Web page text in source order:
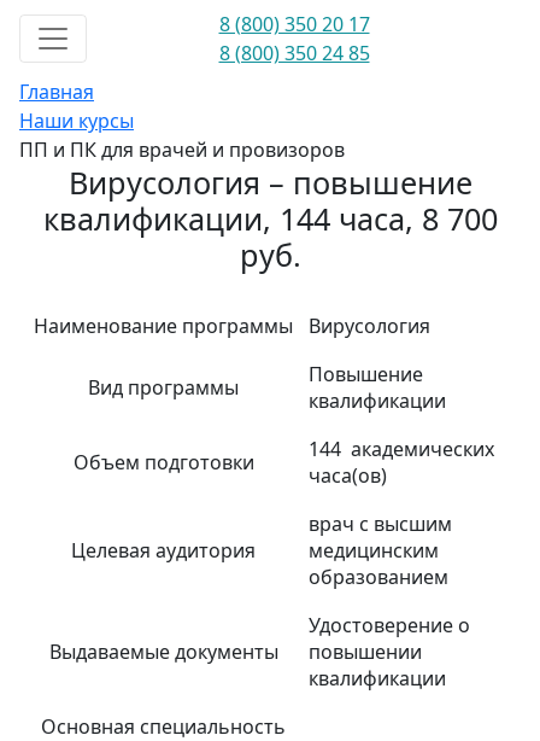
8 (800) 350 20 17
8 (800) 350 24 85
Главная
Наши курсы
ПП и ПК для врачей и провизоров
Вирусология – повышение
квалификации, 144 часа, 8 700
руб.
Наименование программы Вирусология
Вид программы
Повышение
квалификации
Объем подготовки
144 академических
часа(ов)
Целевая аудитория
врач с высшим
медицинским
образованием
Выдаваемые документы
Удостоверение о
повышении
квалификации
Основная специальность